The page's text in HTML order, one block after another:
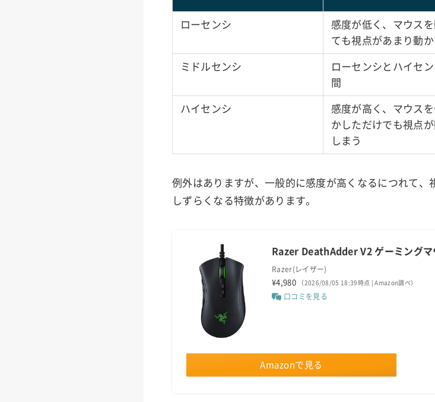
ローセンシ
感度が低く、マウス
ても視点があまり動
ミドルセンシ
ローセンシとハイセ
間
ハイセンシ
感度が高く、マウス
かしただけでも視点
しまう
例外はありますが、一般的に感度が高くなるにつれて
しずらくなる特徴があります。
Razer DeathAdder V2 ゲーミングマ
Razer(レイザー)
¥4,980 （2026/08/05 18:39時点 | Amazon調べ）
口コミを見る
Amazonで見る